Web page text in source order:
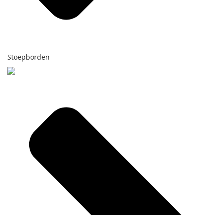
Stoepborden